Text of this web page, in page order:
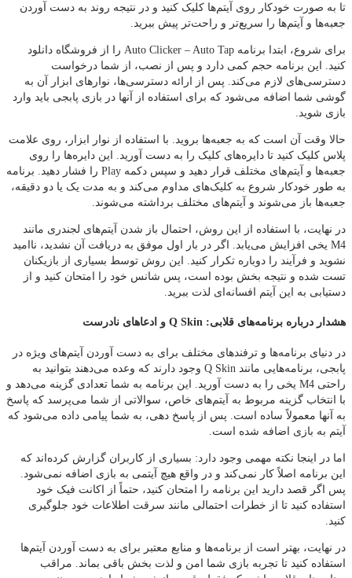
تا به صورت خودکار روی آیتم‌ها کلیک کنید و در نتیجه روند به دست آوردن
جعبه‌ها و آیتم‌ها را سریع‌تر و راحت‌تر پیش ببرید.
برای شروع، ابتدا برنامه Auto Clicker – Auto Tap را از فروشگاه دانلود
کنید. این برنامه حجم کمی دارد و پس از نصب، از شما درخواست
دسترسی‌های لازم می‌کند. پس از ارائه دسترسی‌ها، نوارهای ابزار آن به
گوشی شما اضافه می‌شود که برای استفاده از آنها در بازی پابجی باید وارد
بازی شوید.
حالا وقت آن است که به جعبه‌ها بروید. با استفاده از نوار ابزار، روی علامت
پلاس کلیک کنید تا دایره‌های کلیک را به دست آورید. این دایره‌ها را روی
جعبه‌ها و آیتم‌های مختلف قرار دهید و سپس دکمه Play را فشار دهید. برنامه
به طور خودکار شروع به کلیک‌های مداوم می‌کند و به مدت یک یا دو دقیقه،
جعبه‌ها باز می‌شوند و آیتم‌های مختلف برداشته می‌شوند.
در نهایت، با استفاده از این روش، احتمال باز شدن آیتم‌های لجندری مانند
M4 یخی افزایش می‌یابد. اگر در بار اول موفق به دریافت آن نشدید، ناامید
نشوید و فرآیند را دوباره تکرار کنید. این روش توسط بسیاری از بازیکنان
تست شده و نتیجه‌ بخش بوده است، پس شانس خود را امتحان کنید و از
دستیابی به این آیتم افسانه‌ای لذت ببرید.
هشدار درباره برنامه‌های قلابی: Q Skin و ادعاهای نادرست
در دنیای برنامه‌ها و ترفندهای مختلف برای به دست آوردن آیتم‌های ویژه در
پابجی، برنامه‌هایی مانند Q Skin وجود دارند که وعده می‌دهند بتوانید به
راحتی M4 یخی را به دست آورید. این برنامه به شما تعدادی گزینه می‌دهد و
با انتخاب گزینه مربوط به آیتم‌های خاص، سوالاتی از شما می‌پرسد که پاسخ
به آنها معمولاً ساده است. پس از پاسخ‌ دهی، به شما پیامی داده می‌شود که
آیتم به بازی اضافه شده است.
اما در اینجا نکته مهمی وجود دارد: بسیاری از کاربران گزارش کرده‌اند که
این برنامه اصلاً کار نمی‌کند و در واقع هیچ آیتمی به بازی اضافه نمی‌شود.
پس اگر قصد دارید این برنامه را امتحان کنید، حتماً از اکانت فیک خود
استفاده کنید تا از خطرات احتمالی مانند سرقت اطلاعات خود جلوگیری
کنید.
در نهایت، بهتر است از برنامه‌ها و منابع معتبر برای به دست آوردن آیتم‌ها
استفاده کنید تا تجربه بازی شما امن و لذت‌ بخش باقی بماند. مراقب